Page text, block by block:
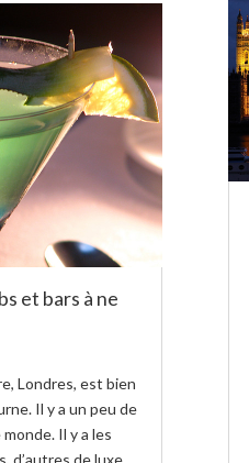
et bars à ne
Londres, est bien
Il y a un peu de
Il y a les
d’autres de luxe